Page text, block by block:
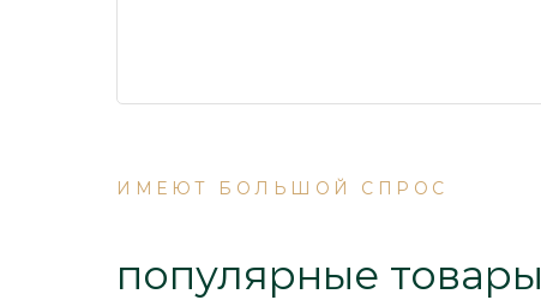
ИМЕЮТ БОЛЬШОЙ СПРОС
популярные товары